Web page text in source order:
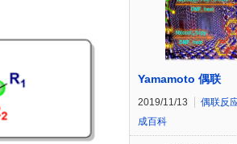
Yamamoto 偶联
2019/11/13 偶联反
成百科